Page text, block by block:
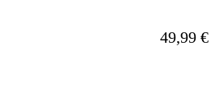
A partire
49,99 €